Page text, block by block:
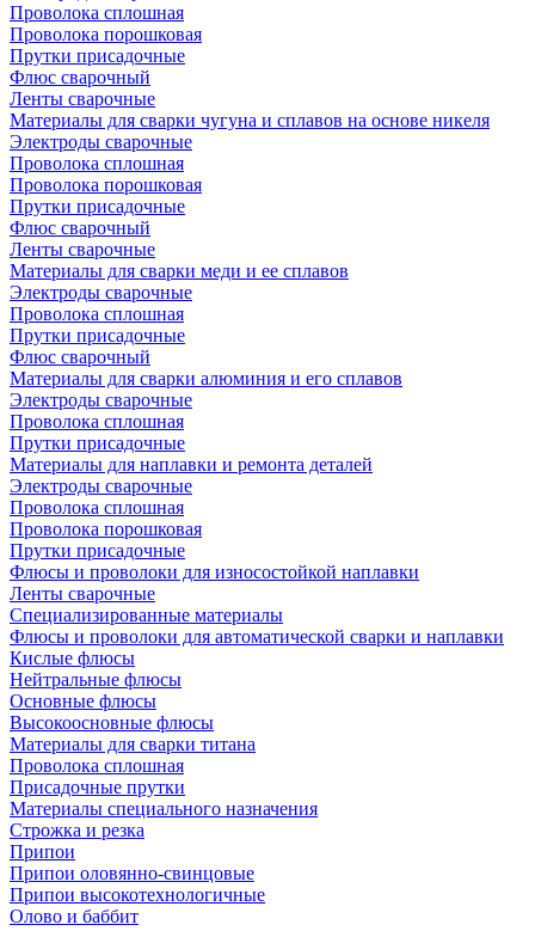
Проволока сплошная
Проволока порошковая
Прутки присадочные
Флюс сварочный
Ленты сварочные
Материалы для сварки чугуна и сплавов на основе никеля
Электроды сварочные
Проволока сплошная
Проволока порошковая
Прутки присадочные
Флюс сварочный
Ленты сварочные
Материалы для сварки меди и ее сплавов
Электроды сварочные
Проволока сплошная
Прутки присадочные
Флюс сварочный
Материалы для сварки алюминия и его сплавов
Электроды сварочные
Проволока сплошная
Прутки присадочные
Материалы для наплавки и ремонта деталей
Электроды сварочные
Проволока сплошная
Проволока порошковая
Прутки присадочные
Флюсы и проволоки для износостойкой наплавки
Ленты сварочные
Специализированные материалы
Флюсы и проволоки для автоматической сварки и наплавки
Кислые флюсы
Нейтральные флюсы
Основные флюсы
Высокоосновные флюсы
Материалы для сварки титана
Проволока сплошная
Присадочные прутки
Материалы специального назначения
Строжка и резка
Припои
Припои оловянно-свинцовые
Припои высокотехнологичные
Олово и баббит